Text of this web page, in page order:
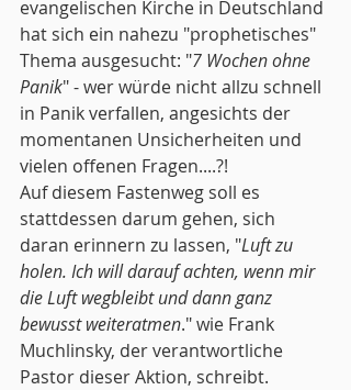
evangelischen Kirche in Deutschland
hat sich ein nahezu "prophetisches"
Thema ausgesucht: "7 Wochen ohne
Panik" - wer würde nicht allzu schnell
in Panik verfallen, angesichts der
momentanen Unsicherheiten und
vielen offenen Fragen....?!
Auf diesem Fastenweg soll es
stattdessen darum gehen, sich
daran erinnern zu lassen, "Luft zu
holen. Ich will darauf achten, wenn mir
die Luft wegbleibt und dann ganz
bewusst weiteratmen." wie Frank
Muchlinsky, der verantwortliche
Pastor dieser Aktion, schreibt.